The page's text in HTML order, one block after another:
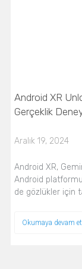
Android XR
Gerçeklik
Aralık 19, 2024
Android XR,
Android platformu
de gözlükler için
Okumaya devam et